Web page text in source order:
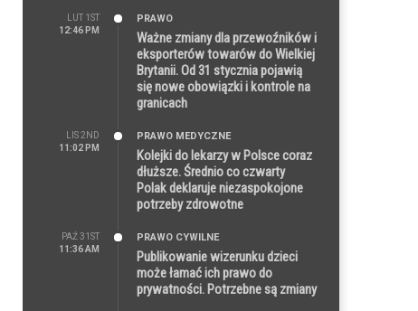
LUT 1ST
12:46 PM
PRAWO
Ważne zmiany dla przewoźników i
eksporterów towarów do Wielkiej
Brytanii. Od 31 stycznia pojawią
się nowe obowiązki i kontrole na
granicach
LIS 2ND
11:02 PM
PRAWO MEDYCZNE
Kolejki do lekarzy w Polsce coraz
dłuższe. Średnio co czwarty
Polak deklaruje niezaspokojone
potrzeby zdrowotne
PAŹ 31ST
11:36 AM
PRAWO CYWILNE
Publikowanie wizerunku dzieci
może łamać ich prawo do
prywatności. Potrzebne są zmiany